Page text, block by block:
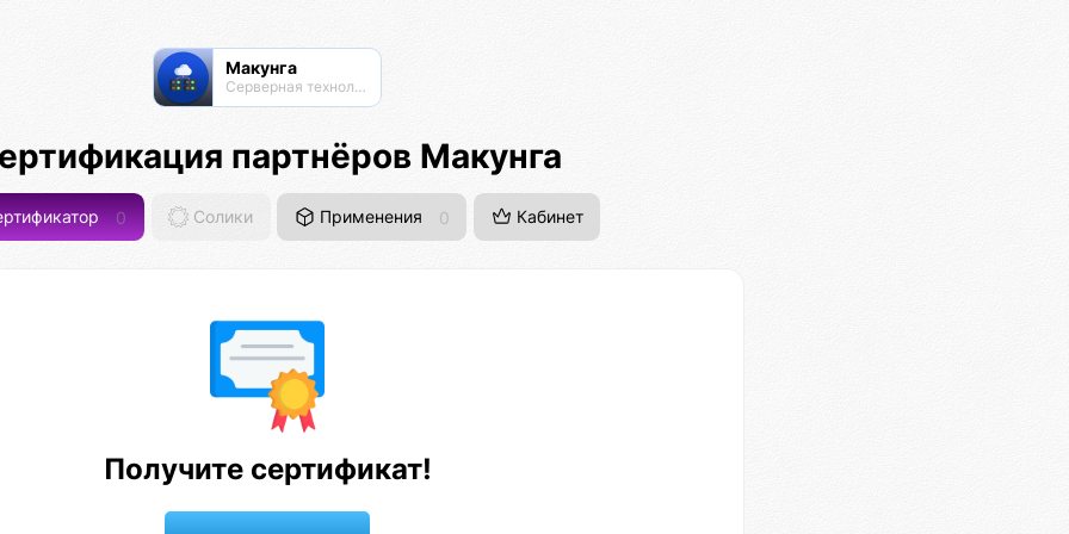
Макунга
Серверная технология
партнёров Макунга
0 Солики Применения 0 Кабинет
Получите сертификат!